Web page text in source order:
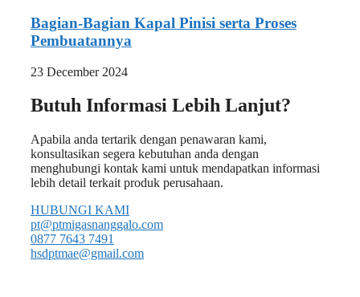
Bagian-Bagian Kapal Pinisi serta Proses
Pembuatannya
23 December 2024
Butuh Informasi Lebih Lanjut?
Apabila anda tertarik dengan penawaran kami,
konsultasikan segera kebutuhan anda dengan
menghubungi kontak kami untuk mendapatkan informasi
lebih detail terkait produk perusahaan.
HUBUNGI KAMI
pt@ptmigasnanggalo.com
0877 7643 7491
hsdptmae@gmail.com